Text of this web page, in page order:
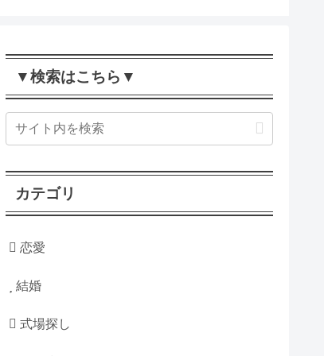
▼検索はこちら▼
カテゴリ
恋愛
結婚
式場探し